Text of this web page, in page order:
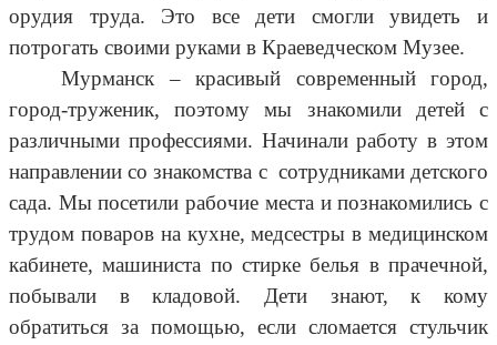
орудия труда. Это все дети смогли увидеть и
потрогать своими руками в Краеведческом Музее.
Мурманск – красивый современный город,
город-труженик, поэтому мы знакомили детей с
различными профессиями. Начинали работу в этом
направлении со знакомства с сотрудниками детского
сада. Мы посетили рабочие места и познакомились с
трудом поваров на кухне, медсестры в медицинском
кабинете, машиниста по стирке белья в прачечной,
побывали в кладовой. Дети знают, к кому
обратиться за помощью, если сломается стульчик